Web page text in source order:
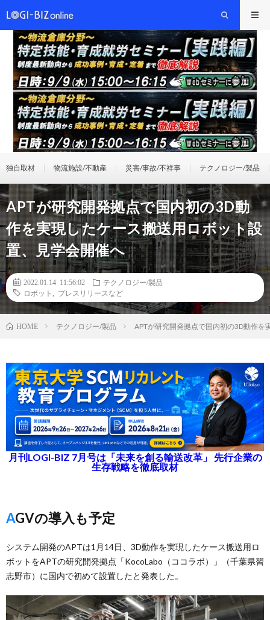
独自取材 物流施設/不動産 災害/事故/不祥事 テクノロジー/製品
APTが研究開発拠点で国内初の3D動
作を実現したケース搬送用ロボット設
置、見学会開催へ
2022.01.14 11:56:02
テクノロジー/製品
ロボット
プレスリリースなど
HOME テクノロジー/製品 APTが研究開発拠点で国内初の3D動作
月刊LOGI-BIZ 7月号は「未来を創る輸送改革」 先行企業の
生存戦略を徹底取材
AGVの導入も予定
システム開発のAPTは1月14日、3D動作を実現したケース搬送用ロ
ボットをAPTの研究開発拠点「KocoLabo（ココラボ）」（千葉県習
志野市）に国内で初めて設置したと発表した。